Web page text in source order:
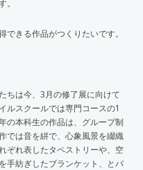
きる作品がつくりたいです。
ちは今、3月の修了展に向けて
ルスクールでは専門コースの1
の本科生の作品は、グループ制
では音を絣で、心象風景を綴織
ぞれ表したタペストリーや、空
手紡ぎしたブランケット、とバ